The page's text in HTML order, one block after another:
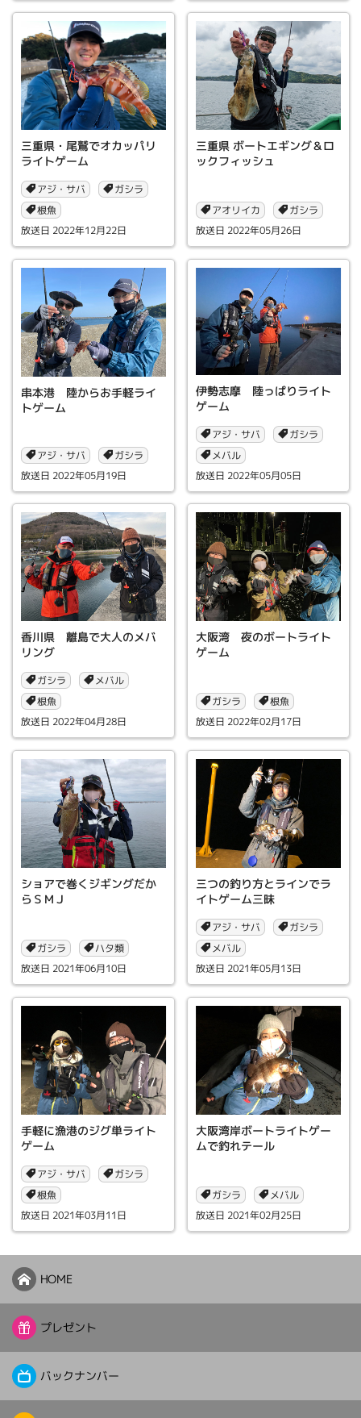
三重県・尾鷲でオカッパリ
ライトゲーム
アジ・サバ ガシラ
根魚
2022年12月22日
三重県 ボートエギング＆ロ
ックフィッシュ
アオリイカ ガシラ
2022年05月26日
串本港 陸からお手軽ライ
トゲーム
アジ・サバ ガシラ
2022年05月19日
伊勢志摩 陸っぱりライト
ゲーム
アジ・サバ ガシラ
メバル
2022年05月05日
香川県 離島で大人のメバ
リング
ガシラ メバル
根魚
2022年04月28日
大阪湾 夜のボートライト
ゲーム
ガシラ 根魚
2022年02月17日
ショアで巻くジギングだか
らＳＭＪ
ガシラ ハタ類
2021年06月10日
三つの釣り方とラインでラ
イトゲーム三昧
アジ・サバ ガシラ
メバル
2021年05月13日
手軽に漁港のジグ単ライト
ゲーム
アジ・サバ ガシラ
根魚
2021年03月11日
大阪湾岸ボートライトゲー
ムで釣れテール
ガシラ メバル
2021年02月25日
HOME
プレゼント
バックナンバー